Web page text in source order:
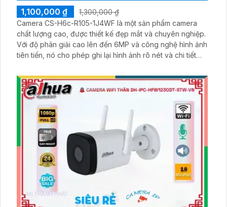
1,100,000 ₫
1,300,000 ₫
Camera CS-H6c-R105-1J4WF là một sản phẩm camera
chất lượng cao, được thiết kế đẹp mắt và chuyên nghiệp.
Với độ phân giải cao lên đến 6MP và công nghệ hình ảnh
tiên tiến, nó cho phép ghi lại hình ảnh rõ nét và chi tiết
năng quan sát ban đêm và chống nước, đảm bảo an ninh
vượt trội